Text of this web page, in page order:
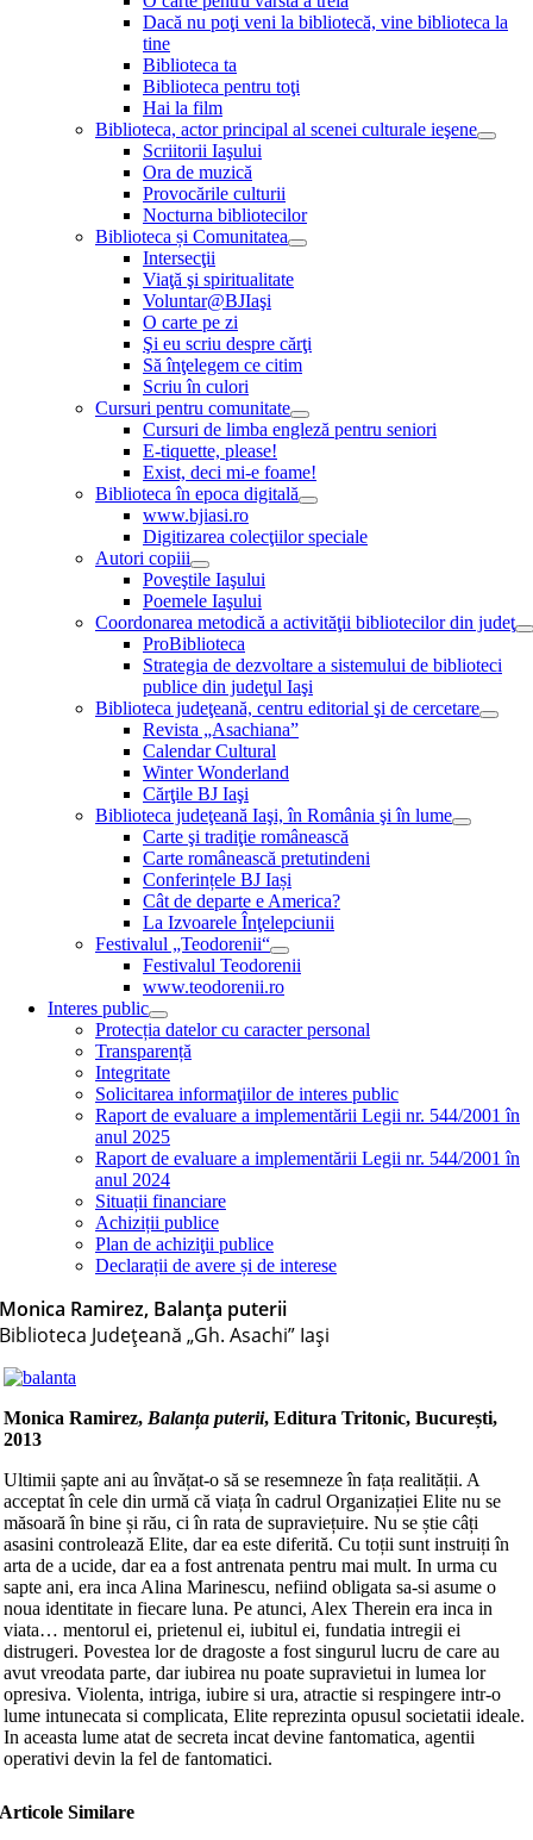
Dacă nu poţi veni la bibliotecă, vine biblioteca la
tine
Biblioteca ta
Biblioteca pentru toţi
Hai la film
Biblioteca, actor principal al scenei culturale ieşene
Scriitorii Iaşului
Ora de muzică
Provocările culturii
Nocturna bibliotecilor
Biblioteca și Comunitatea
Intersecţii
Viaţă şi spiritualitate
Voluntar@BJIaşi
O carte pe zi
Şi eu scriu despre cărţi
Să înţelegem ce citim
Scriu în culori
Cursuri pentru comunitate
Cursuri de limba engleză pentru seniori
E-tiquette, please!
Exist, deci mi-e foame!
Biblioteca în epoca digitală
www.bjiasi.ro
Digitizarea colecţiilor speciale
Autori copiii
Poveştile Iaşului
Poemele Iaşului
Coordonarea metodică a activităţii bibliotecilor din judeţ
ProBiblioteca
Strategia de dezvoltare a sistemului de biblioteci
publice din judeţul Iaşi
Biblioteca judeţeană, centru editorial şi de cercetare
Revista „Asachiana”
Calendar Cultural
Winter Wonderland
Cărţile BJ Iaşi
Biblioteca judeţeană Iaşi, în România şi în lume
Carte şi tradiţie românească
Carte românească pretutindeni
Conferințele BJ Iași
Cât de departe e America?
La Izvoarele Înţelepciunii
Festivalul „Teodorenii“
Festivalul Teodorenii
www.teodorenii.ro
Interes public
Protecția datelor cu caracter personal
Transparență
Integritate
Solicitarea informaţiilor de interes public
Raport de evaluare a implementării Legii nr. 544/2001 în
anul 2025
Raport de evaluare a implementării Legii nr. 544/2001 în
anul 2024
Situații financiare
Achiziții publice
Plan de achiziţii publice
Declarații de avere și de interese
Monica Ramirez, Balanța puterii
Biblioteca Judeţeană „Gh. Asachi” Iaşi
Monica Ramirez, Balanța puterii, Editura Tritonic, București,
2013
Ultimii șapte ani au învățat-o să se resemneze în fața realității. A
acceptat în cele din urmă că viața în cadrul Organizației Elite nu se
măsoară în bine și rău, ci în rata de supraviețuire. Nu se știe câți
asasini controlează Elite, dar ea este diferită. Cu toții sunt instruiți în
arta de a ucide, dar ea a fost antrenata pentru mai mult. In urma cu
sapte ani, era inca Alina Marinescu, nefiind obligata sa-si asume o
noua identitate in fiecare luna. Pe atunci, Alex Therein era inca in
viata… mentorul ei, prietenul ei, iubitul ei, fundatia intregii ei
distrugeri. Povestea lor de dragoste a fost singurul lucru de care au
avut vreodata parte, dar iubirea nu poate supravietui in lumea lor
opresiva. Violenta, intriga, iubire si ura, atractie si respingere intr-o
lume intunecata si complicata, Elite reprezinta opusul societatii ideale.
In aceasta lume atat de secreta incat devine fantomatica, agentii
operativi devin la fel de fantomatici.
Articole Similare